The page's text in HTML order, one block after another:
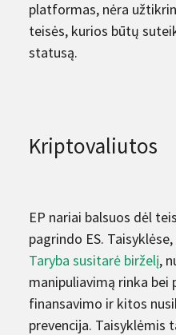
platformas, nėra
teisės, kurios būtų
statusą.
Kriptovaliutos
EP nariai balsuos dėl
pagrindo ES.
Taryba susitarė birželį,
manipuliavimą rinka
finansavimo ir kitos
prevencija. Taisyklėmis